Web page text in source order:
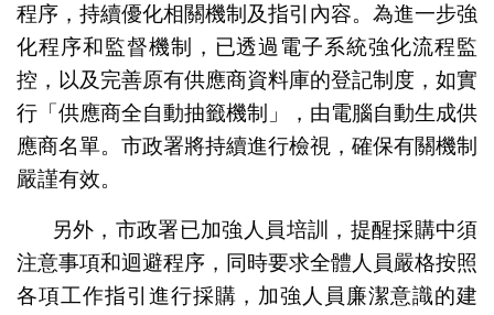
程序，持續優化相關機制及指引內容。為進一步強
化程序和監督機制，已透過電子系統強化流程監
控，以及完善原有供應商資料庫的登記制度，如實
行「供應商全自動抽籤機制」，由電腦自動生成供
應商名單。市政署將持續進行檢視，確保有關機制
嚴謹有效。
另外，市政署已加強人員培訓，提醒採購中須
注意事項和迴避程序，同時要求全體人員嚴格按照
各項工作指引進行採購，加強人員廉潔意識的建